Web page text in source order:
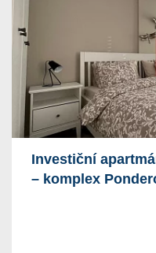
Investiční
– komplex